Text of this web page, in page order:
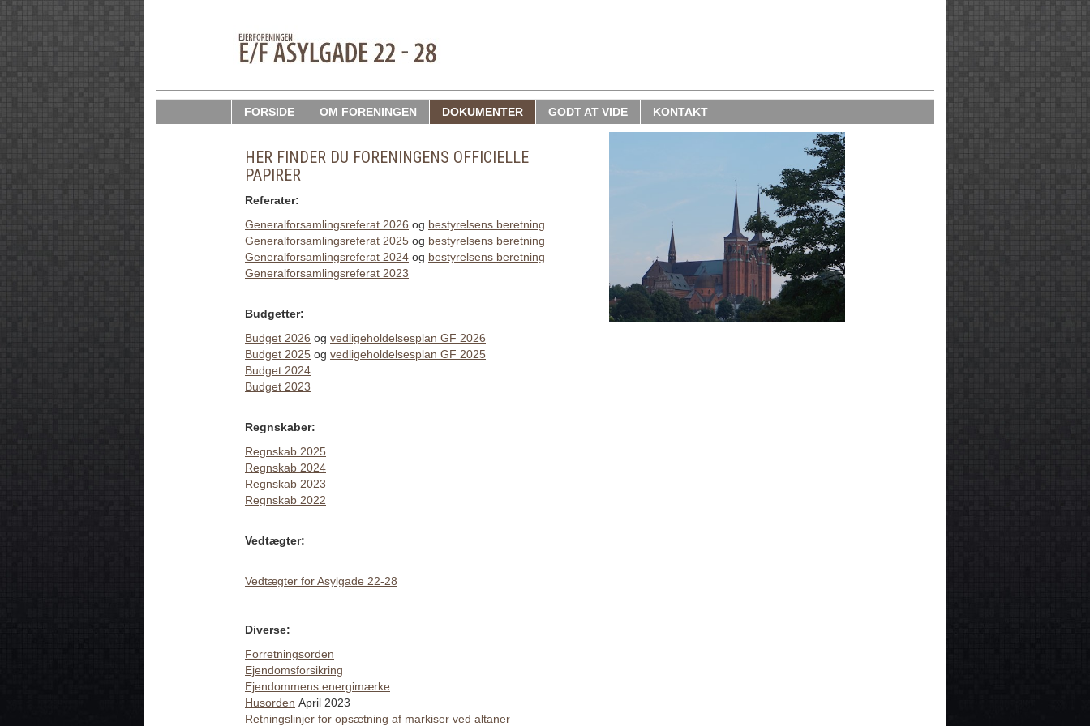
FORSIDE OM FORENINGEN DOKUMENTER GODT AT VIDE KONTAKT
HER FINDER DU FORENINGENS OFFICIELLE
PAPIRER
Referater:
Generalforsamlingsreferat 2026 og bestyrelsens beretning
Generalforsamlingsreferat 2025 og bestyrelsens beretning
Generalforsamlingsreferat 2024 og bestyrelsens beretning
Generalforsamlingsreferat 2023
Budgetter:
Budget 2026 og vedligeholdelsesplan GF 2026
Budget 2025 og vedligeholdelsesplan GF 2025
Budget 2024
Budget 2023
Regnskaber:
Regnskab 2025
Regnskab 2024
Regnskab 2023
Regnskab 2022
Vedtægter:
Vedtægter for Asylgade 22-28
Diverse:
Forretningsorden
Ejendomsforsikring
Ejendommens energimærke
Husorden April 2023
Retningslinjer for opsætning af markiser ved altaner